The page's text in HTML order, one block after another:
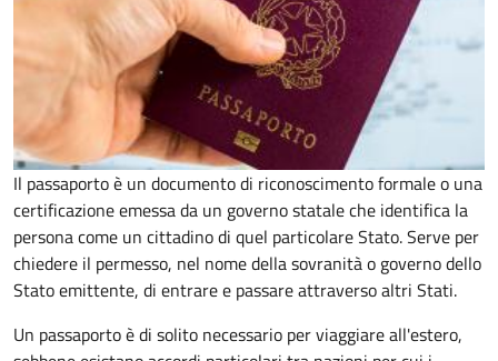
Il passaporto è un documento di riconoscimento formale o una
certificazione emessa da un governo statale che identifica la
persona come un cittadino di quel particolare Stato. Serve per
chiedere il permesso, nel nome della sovranità o governo dello
Stato emittente, di entrare e passare attraverso altri Stati.
Un passaporto è di solito necessario per viaggiare all'estero,